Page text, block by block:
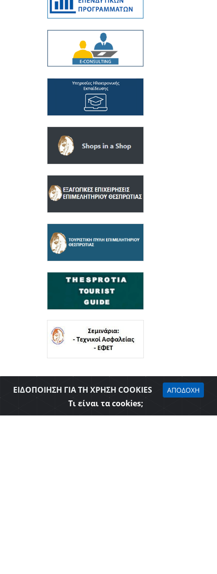
ΕΙΔΟΠΟΙΗΣΗ ΓΙΑ ΤΗ ΧΡΗΣΗ COOKIES ΑΠΟΔΟΧΗ
Τι είναι τα cookies;